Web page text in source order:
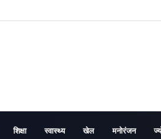
शिक्षा स्वास्थ्य खेल मनोरंजन